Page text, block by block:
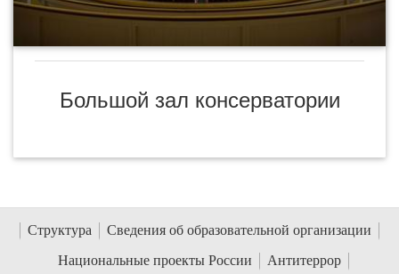
Большой зал консерватории
Структура
Сведения об образовательной организации
Национальные проекты России
Антитеррор